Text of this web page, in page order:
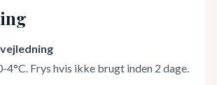
4°C. Frys hvis ikke brugt inden 2 dage.